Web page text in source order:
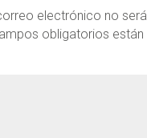
electrónico no será
obligatorios están